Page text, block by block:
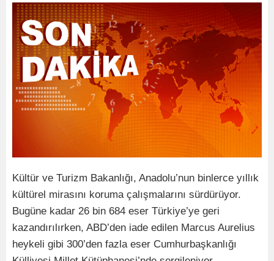
Kültür ve Turizm Bakanlığı, Anadolu’nun binlerce yıllık
kültürel mirasını koruma çalışmalarını sürdürüyor.
Bugüne kadar 26 bin 684 eser Türkiye’ye geri
kazandırılırken, ABD’den iade edilen Marcus Aurelius
heykeli gibi 300’den fazla eser Cumhurbaşkanlığı